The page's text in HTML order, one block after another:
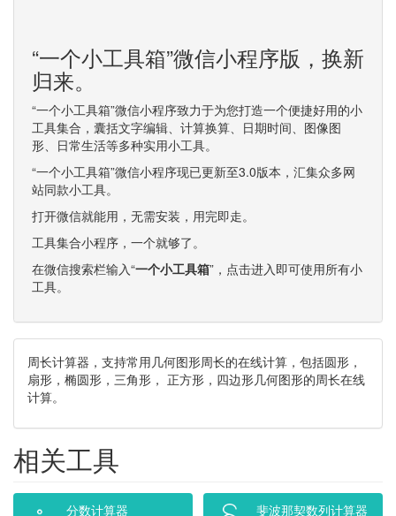
“一个小工具箱”微信小程序版，换新
归来。
“一个小工具箱”微信小程序致力于为您打造一个便捷好用的小
工具集合，囊括文字编辑、计算换算、日期时间、图像图
形、日常生活等多种实用小工具。
“一个小工具箱”微信小程序现已更新至3.0版本，汇集众多网
站同款小工具。
打开微信就能用，无需安装，用完即走。
工具集合小程序，一个就够了。
在微信搜索栏输入“一个小工具箱”，点击进入即可使用所有小
工具。
周长计算器，支持常用几何图形周长的在线计算，包括圆形，
扇形，椭圆形，三角形， 正方形，四边形几何图形的周长在线
计算。
相关工具
分数计算器 斐波那契数列计算器